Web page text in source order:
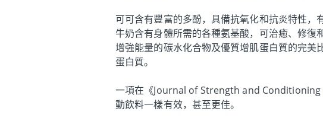
可可含有豐富的多酚，具備抗氧化和抗炎特性，
牛奶含有身體所需的各種氨基酸，可治癒、修
增強能量的碳水化合物及優質增肌蛋白質的完
蛋白質。
一項在《Journal of Strength and Conditioning
動飲料一樣有效，甚至更佳。